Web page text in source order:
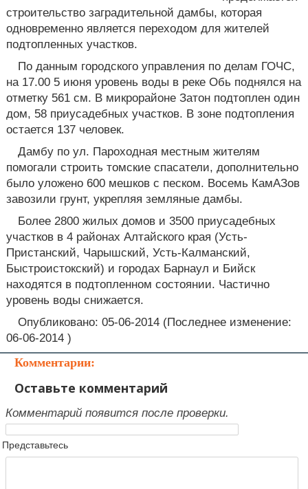
строительство заградительной дамбы, которая
одновременно является переходом для жителей
подтопленных участков.
По данным городского управления по делам ГОЧС,
на 17.00 5 июня уровень воды в реке Обь поднялся на
отметку 561 см. В микрорайоне Затон подтоплен один
дом, 58 приусадебных участков. В зоне подтопления
остается 137 человек.
Дамбу по ул. Пароходная местным жителям
помогали строить томские спасатели, дополнительно
было уложено 600 мешков с песком. Восемь КамАЗов
завозили грунт, укрепляя земляные дамбы.
Более 2800 жилых домов и 3500 приусадебных
участков в 4 районах Алтайского края (Усть-
Пристанский, Чарышский, Усть-Калманский,
Быстроистокский) и городах Барнаул и Бийск
находятся в подтопленном состоянии. Частично
уровень воды снижается.
Опубликовано: 05-06-2014 (Последнее изменение:
06-06-2014 )
Комментарии:
Оставьте комментарий
Комментарий появится после проверки.
Представьтесь